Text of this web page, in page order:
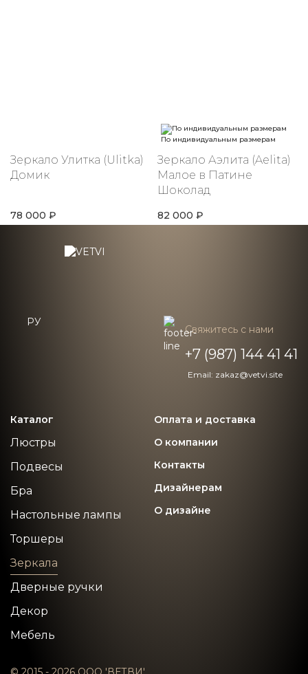
Зеркало Улитка (Ulitka)
Домик
78 000 ₽
По индивидуальным размерам
Зеркало Аэлита (Aelita)
Малое в Патине
Шоколад
82 000 ₽
Каталог
Люстры
Подвесы
Бра
Настольные лампы
Торшеры
Зеркала
Дверные ручки
Декор
Мебель
Оплата и доставка
О компании
Контакты
Дизайнерам
О дизайне
РУ
Свяжитесь с нами
+7 (987) 144 41 41
Email: zakaz@vetvi.site